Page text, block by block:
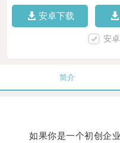
安卓下载
安
简介
如果你是一个初创企业